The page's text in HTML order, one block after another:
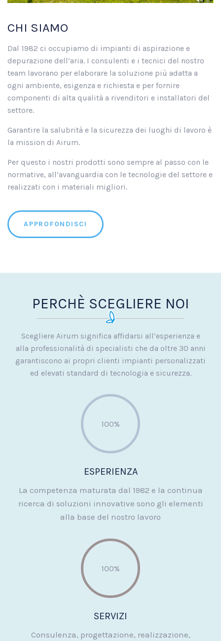
CHI SIAMO
Dal 1982 ci occupiamo di impianti di aspirazione e
depurazione dell’aria. I consulenti e i tecnici del nostro
team lavorano per elaborare la soluzione più adatta a
ogni ambiente, esigenza e richiesta e per fornire
componenti di alta qualità a rivenditori e installatori del
settore.
Garantire la salubrità e la sicurezza dei luoghi di lavoro è
la mission di Airum.
Per questo i nostri prodotti sono sempre al passo con le
normative, all’avanguardia con le tecnologie del settore e
realizzati con i materiali migliori.
APPROFONDISCI
PERCHÈ SCEGLIERE NOI
Scegliere Airum significa affidarsi all’esperienza e
alla professionalità di specialisti che da oltre 30 anni
garantiscono ai propri clienti impianti personalizzati
ed elevati standard di tecnologia e sicurezza.
100%
ESPERIENZA
La competenza maturata dal 1982 e la continua
ricerca di soluzioni innovative sono gli elementi
alla base del nostro lavoro
100%
SERVIZI
Consulenza, progettazione, realizzazione,